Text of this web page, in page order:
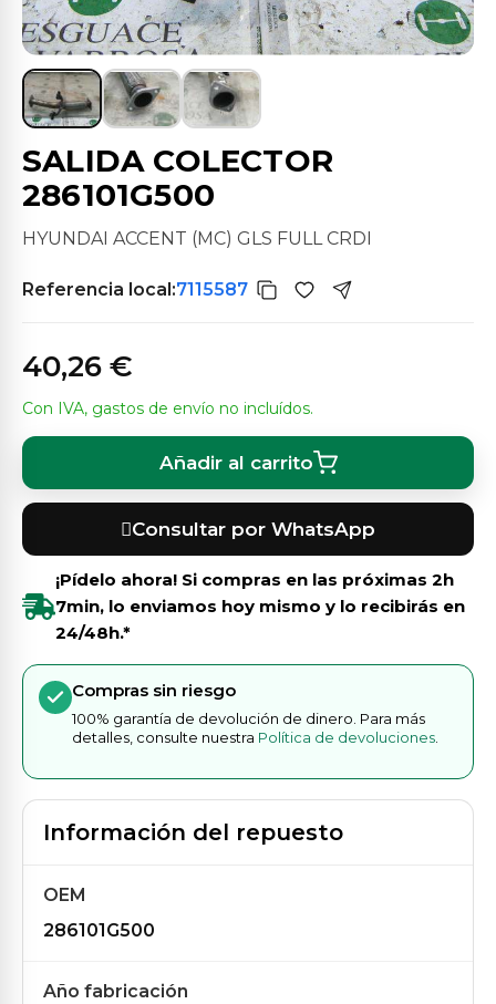
SALIDA COLECTOR
286101G500
HYUNDAI ACCENT (MC) GLS FULL CRDI
Referencia local:7115587
40,26 €
Con IVA, gastos de envío no incluídos.
Añadir al carrito
Consultar por WhatsApp
¡Pídelo ahora! Si compras en las próximas 2h
7min, lo enviamos hoy mismo y lo recibirás en
24/48h.*
Compras sin riesgo
100% garantía de devolución de dinero. Para más
detalles, consulte nuestra Política de devoluciones
Información del repuesto
OEM
286101G500
Año fabricación